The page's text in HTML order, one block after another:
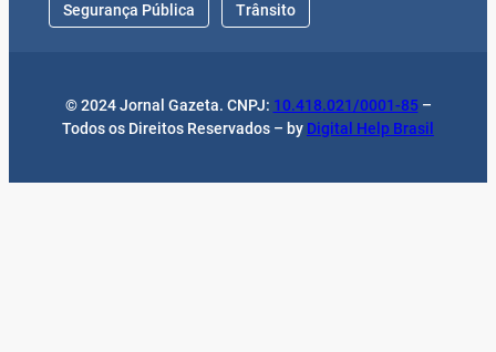
Segurança Pública Trânsito
© 2024 Jornal Gazeta. CNPJ: 10.418.021/0001-85–
Todos os Direitos Reservados – by Digital Help Brasil